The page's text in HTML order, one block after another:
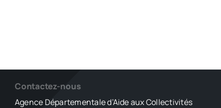
Contactez-nous
Agence Départementale d’Aide aux Collectivités